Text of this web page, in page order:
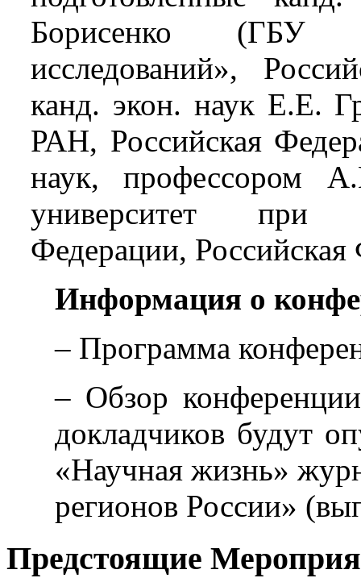
Борисенко (ГБУ
исследований»,
канд. экон. наук Е.Е.
РАН, Российская
наук, профессором
университет при
Федерации,
Информация о
– Программа
– Обзор
докладчиков будут
«Научная жизнь»
регионов России»
Предстоящие